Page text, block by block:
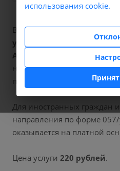
В наших клиниках мы
уровня триглицеридов в
A09.05.025
. Для граждан
направление, медицинская
полису ОМС бесплатно.
Для иностранных граждан
направления по форме
оказывается на платной
Цена услуги 220 рублей.
использования cookie.